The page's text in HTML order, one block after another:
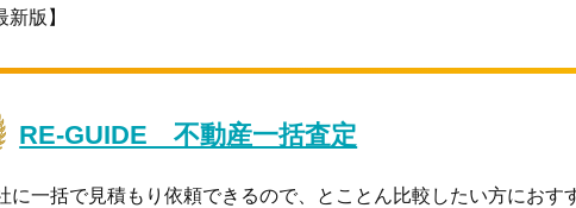
新版】
RE-GUIDE 不動産一括査定
に一括で見積もり依頼できるので、とことん比較したい方におす